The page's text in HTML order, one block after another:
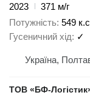
2023
371 м/г
Потужність 549
Гусеничний хід
✓
Україна,
ТОВ «БФ-